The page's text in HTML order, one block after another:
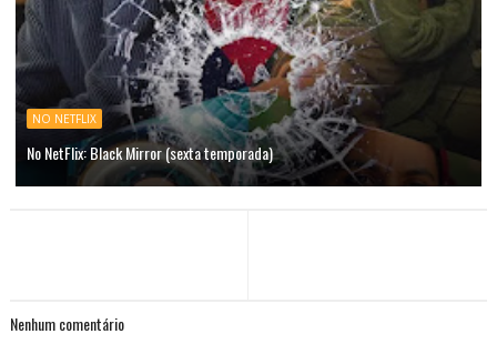
NO NETFLIX
No NetFlix: Black Mirror (sexta temporada)
Nenhum comentário